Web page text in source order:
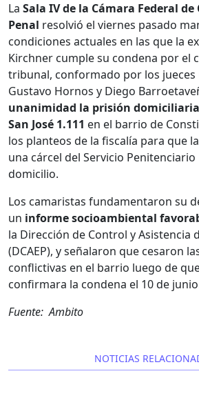
La Sala IV de la Cámara Federal de
Penal resolvió el viernes pasado
condiciones actuales en las que la
Kirchner cumple su condena por el
tribunal, conformado por los jueces
Gustavo Hornos y Diego
unanimidad la prisión
San José 1.111 en el barrio de
los planteos de la fiscalía para que
una cárcel del Servicio
domicilio.
Los camaristas fundamentaron su
un informe socioambiental
la Dirección de Control y Asistencia
(DCAEP), y señalaron que cesaron
conflictivas en el barrio luego de
confirmara la condena el 10 de
Fuente: Ambito
NOTICIAS